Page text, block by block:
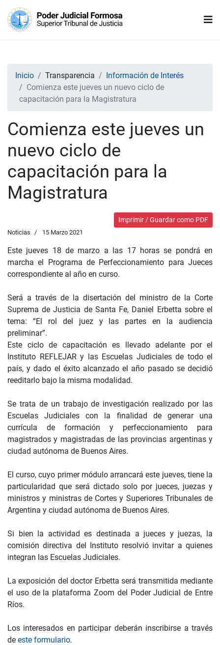
Inicio Transparencia
Información de Interés
Comienza este jueves un nuevo ciclo de
capacitación para la Magistratura
Comienza este jueves un
nuevo ciclo de
capacitación para la
Magistratura
Imprimir / Guardar como PDF
Noticias 15 Marzo 2021
Este jueves 18 de marzo a las 17 horas se pondrá en
marcha el Programa de Perfeccionamiento para Jueces
correspondiente al año en curso.
Será a través de la disertación del ministro de la Corte
Suprema de Justicia de Santa Fe, Daniel Erbetta sobre el
tema: “El rol del juez y las partes en la audiencia
preliminar”.
Este ciclo de capacitación es llevado adelante por el
Instituto REFLEJAR y las Escuelas Judiciales de todo el
país, y dado el éxito alcanzado el año pasado se decidió
reeditarlo bajo la misma modalidad.
Se trata de un trabajo de investigación realizado por las
Escuelas Judiciales con la finalidad de generar una
currícula de formación y perfeccionamiento para
magistrados y magistradas de las provincias argentinas y
ciudad autónoma de Buenos Aires.
El curso, cuyo primer módulo arrancará este jueves, tiene la
particularidad que será dictado solo por jueces, juezas y
ministros y ministras de Cortes y Superiores Tribunales de
Argentina y ciudad autónoma de Buenos Aires.
Si bien la actividad es destinada a jueces y juezas, la
comisión directiva del Instituto resolvió invitar a quienes
integran las Escuelas Judiciales.
La exposición del doctor Erbetta será transmitida mediante
el uso de la plataforma Zoom del Poder Judicial de Entre
Ríos.
Los interesados en participar deberán inscribirse a través
de este formulario.